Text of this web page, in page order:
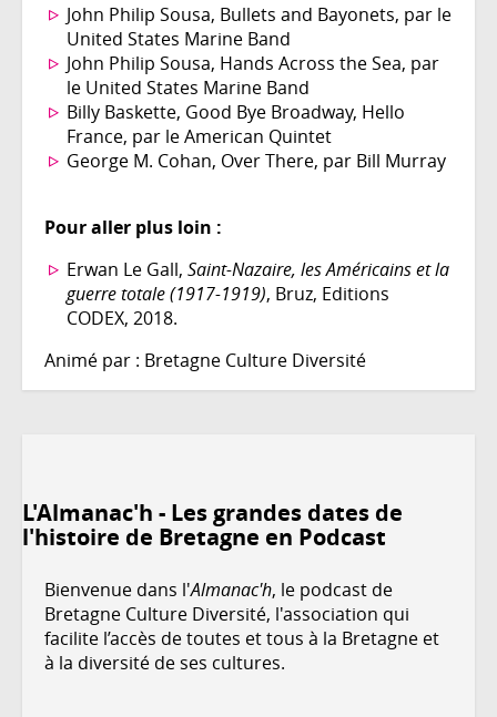
John Philip Sousa, Bullets and Bayonets, par le
United States Marine Band
John Philip Sousa, Hands Across the Sea, par
le United States Marine Band
Billy Baskette, Good Bye Broadway, Hello
France, par le American Quintet
George M. Cohan, Over There, par Bill Murray
Pour aller plus loin :
Erwan Le Gall, Saint-Nazaire, les Américains et la
guerre totale (1917-1919), Bruz, Editions
CODEX, 2018.
Animé par : Bretagne Culture Diversité
L'Almanac'h - Les grandes dates de
l'histoire de Bretagne en Podcast
Bienvenue dans l'Almanac'h, le podcast de
Bretagne Culture Diversité, l'association qui
facilite l’accès de toutes et tous à la Bretagne et
à la diversité de ses cultures.